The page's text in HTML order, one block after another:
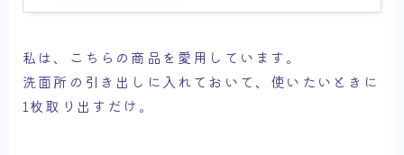
私は、こちらの商品を愛用しています。
洗面所の引き出しに入れておいて、使いたいときに
1枚取り出すだけ。